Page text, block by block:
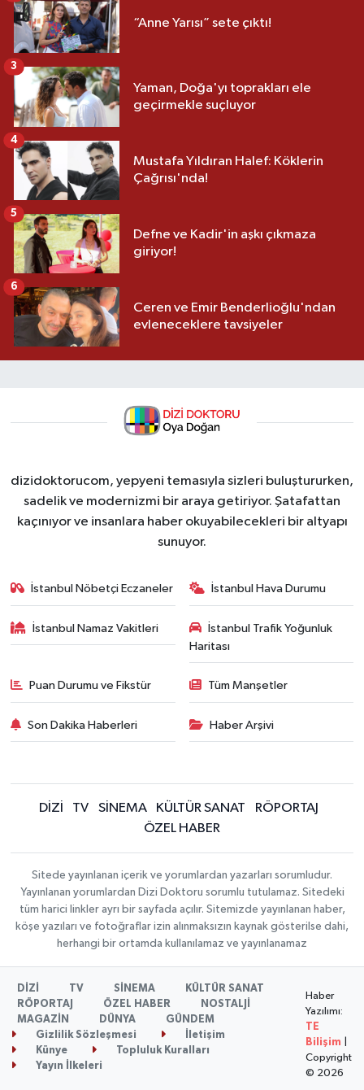
“Anne Yarısı” sete çıktı!
Yaman, Doğa'yı toprakları ele
geçirmekle suçluyor
3
Mustafa Yıldıran Halef: Köklerin
Çağrısı'nda!
4
Defne ve Kadir'in aşkı çıkmaza
giriyor!
5
Ceren ve Emir Benderlioğlu'ndan
evleneceklere tavsiyeler
6
dizidoktorucom, yepyeni temasıyla sizleri buluştururken,
sadelik ve modernizmi bir araya getiriyor. Şatafattan
kaçınıyor ve insanlara haber okuyabilecekleri bir altyapı
sunuyor.
İstanbul Nöbetçi Eczaneler İstanbul Hava Durumu
İstanbul Namaz Vakitleri
İstanbul Trafik Yoğunluk
Haritası
Puan Durumu ve Fikstür Tüm Manşetler
Son Dakika Haberleri Haber Arşivi
DİZİ TV SİNEMA KÜLTÜR SANAT
RÖPORTAJ
ÖZEL HABER
Sitede yayınlanan içerik ve yorumlardan yazarları sorumludur.
Yayınlanan yorumlardan Dizi Doktoru sorumlu tutulamaz. Sitedeki
tüm harici linkler ayrı bir sayfada açılır. Sitemizde yayınlanan haber,
köşe yazıları ve fotoğraflar izin alınmaksızın kaynak gösterilse dahi,
herhangi bir ortamda kullanılamaz ve yayınlanamaz
DİZİ TV SİNEMA
KÜLTÜR SANAT
RÖPORTAJ
ÖZEL HABER
NOSTALJİ
MAGAZİN
DÜNYA
GÜNDEM
Gizlilik Sözleşmesi
İletişim
Künye
Topluluk Kuralları
Yayın İlkeleri
Haber
Yazılımı:
TE
Bilişim
Copyright
© 2026